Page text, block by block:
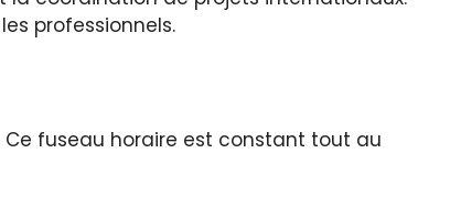
professionnels.
Ce fuseau horaire est constant tout au